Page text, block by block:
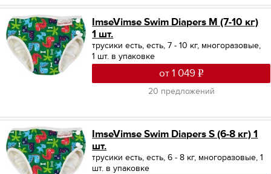
ImseVimse Swim Diapers M (7-10 кг)
1 шт.
трусики есть, есть, 7 - 10 кг, многоразовые,
1 шт. в упаковке
от 1 049
20 предложений
ImseVimse Swim Diapers S (6-8 кг) 1
шт.
трусики есть, есть, 6 - 8 кг, многоразовые, 1
шт. в упаковке